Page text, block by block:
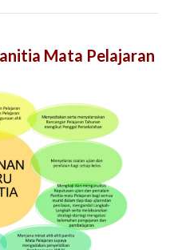
Mata Pelajaran